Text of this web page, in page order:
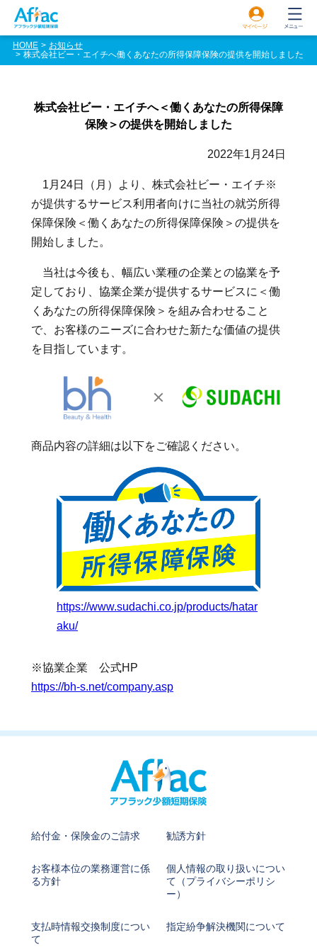
HOME
お知らせ
株式会社ビー・エイチへ働くあなたの所得保障保険の提供を開始しました
株式会社ビー・エイチへ＜働くあなたの所得保障
保険＞の提供を開始しました
2022年1月24日
1月24日（月）より、株式会社ビー・エイチ※
が提供するサービス利用者向けに当社の就労所得
保障保険＜働くあなたの所得保障保険＞の提供を
開始しました。
当社は今後も、幅広い業種の企業との協業を予
定しており、協業企業が提供するサービスに＜働
くあなたの所得保障保険＞を組み合わせること
で、お客様のニーズに合わせた新たな価値の提供
を目指しています。
商品内容の詳細は以下をご確認ください。
https://www.sudachi.co.jp/products/hatar
aku/
※協業企業 公式HP
https://bh-s.net/company.asp
給付金・保険金のご請求 勧誘方針
お客様本位の業務運営に係
る方針
個人情報の取り扱いについ
て （プライバシーポリシ
ー）
支払時情報交換制度につい
て
指定紛争解決機関について